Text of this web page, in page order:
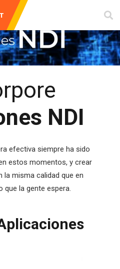
NDI
efectiva siempre ha sido
estos momentos, y crear
la misma calidad que en
que la gente espera.